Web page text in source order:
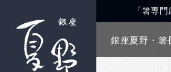
「箸専
銀座夏野・箸